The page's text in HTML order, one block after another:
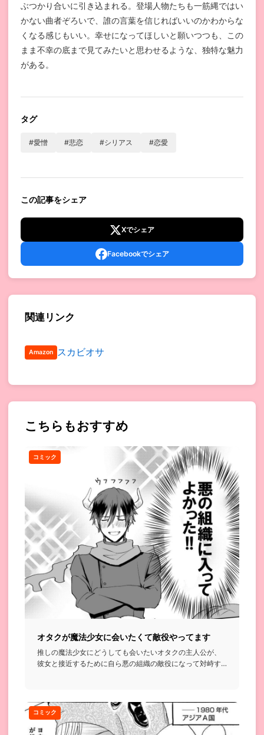
ぶつかり合いに引き込まれる。登場人物たちも一筋縄ではい
かない曲者ぞろいで、誰の言葉を信じればいいのかわからな
くなる感じもいい。幸せになってほしいと願いつつも、この
まま不幸の底まで見てみたいと思わせるような、独特な魅力
がある。
タグ
#愛憎 #悲恋 #シリアス #恋愛
この記事をシェア
Xでシェア
Facebookでシェア
関連リンク
Amazon スカビオサ
こちらもおすすめ
コミック
オタクが魔法少女に会いたくて敵役やってます
推しの魔法少女にどうしても会いたいオタクの主人公が、
彼女と接近するために自ら悪の組織の敵役になって対峙す
コミック